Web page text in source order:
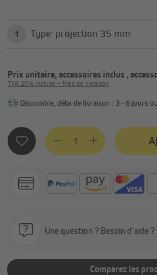
1 Type: projection 35 mm
Prix unitaire, accessoires inclus ,
TVA 20 % incluse + frais de livraison
Disponible, délai de livraison : 3 - 6 jours
Quantité de produit : Entrez
Une question ? Besoin d’aide ?
Comparez les